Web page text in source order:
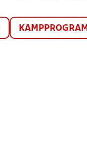
KAMPPROGRAM